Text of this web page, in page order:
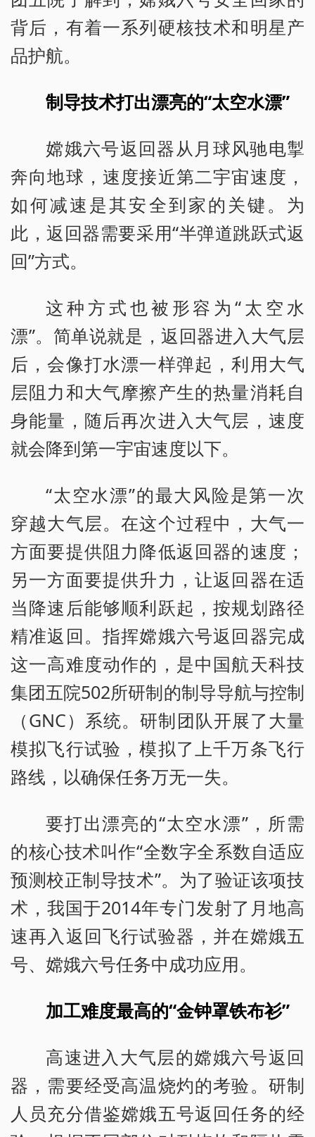
背后，有着一系列硬核技术和明星产
品护航。
制导技术打出漂亮的“太空水漂”
嫦娥六号返回器从月球风驰电掣
奔向地球，速度接近第二宇宙速度，
如何减速是其安全到家的关键。为
此，返回器需要采用“半弹道跳跃式返
回”方式。
这种方式也被形容为“太空水
漂”。简单说就是，返回器进入大气层
后，会像打水漂一样弹起，利用大气
层阻力和大气摩擦产生的热量消耗自
身能量，随后再次进入大气层，速度
就会降到第一宇宙速度以下。
“太空水漂”的最大风险是第一次
穿越大气层。在这个过程中，大气一
方面要提供阻力降低返回器的速度；
另一方面要提供升力，让返回器在适
当降速后能够顺利跃起，按规划路径
精准返回。指挥嫦娥六号返回器完成
这一高难度动作的，是中国航天科技
集团五院502所研制的制导导航与控制
（GNC）系统。研制团队开展了大量
模拟飞行试验，模拟了上千万条飞行
路线，以确保任务万无一失。
要打出漂亮的“太空水漂”，所需
的核心技术叫作“全数字全系数自适应
预测校正制导技术”。为了验证该项技
术，我国于2014年专门发射了月地高
速再入返回飞行试验器，并在嫦娥五
号、嫦娥六号任务中成功应用。
加工难度最高的“金钟罩铁布衫”
高速进入大气层的嫦娥六号返回
器，需要经受高温烧灼的考验。研制
人员充分借鉴嫦娥五号返回任务的经